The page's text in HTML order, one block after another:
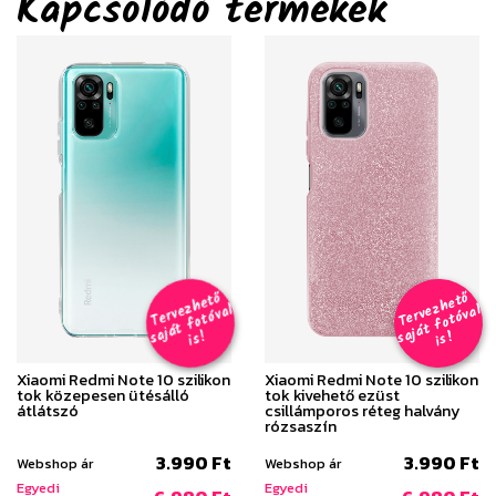
T
er
v
e
z
h
e
t
ő
s
aj
á
t
f
o
t
ó
v
al
i
s
!
Xiaomi Redmi Note 10 szilikon
tok közepesen ütésálló
átlátszó
Webshop ár 3.990 Ft
Egyedi
T
er
v
e
z
h
e
t
ő
s
aj
á
t
f
o
t
ó
v
al
i
s
!
Xiaomi Redmi Note 10 szilikon
tok kivehető ezüst
csillámporos réteg halvány
rózsaszín
Webshop ár 3.990 Ft
Egyedi